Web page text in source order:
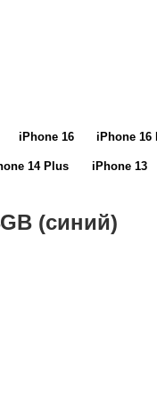
iPhone 16 iPhone 16
14 Plus iPhone 13
(синий)